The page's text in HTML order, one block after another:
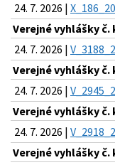
24. 7. 2026 |
Verejné vyhlášky č.
24. 7. 2026 |
Verejné vyhlášky č.
24. 7. 2026 |
Verejné vyhlášky č.
24. 7. 2026 |
Verejné vyhlášky č.